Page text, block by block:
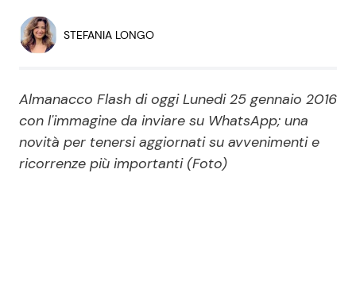
Economia
Persone Scomparse
Politica Reality e Talent
Soap Opera
STEFANIA LONGO
Almanacco Flash di oggi Lunedi 25 gennaio 2016
con l'immagine da inviare su WhatsApp; una
novità per tenersi aggiornati su avvenimenti e
ricorrenze più importanti (Foto)